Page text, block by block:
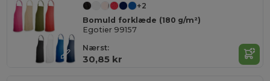
+2
Bomuld forklæde (180 g/m²)
Egotier 99157
Nærst:
30,85 kr